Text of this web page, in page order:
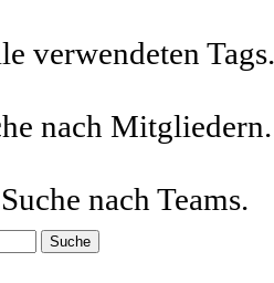
verwendeten Tags.
nach Mitgliedern.
Suche nach Teams.
Suche